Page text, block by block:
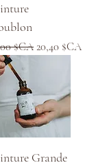
original
$CAPrix
20,40 $CA
Grande